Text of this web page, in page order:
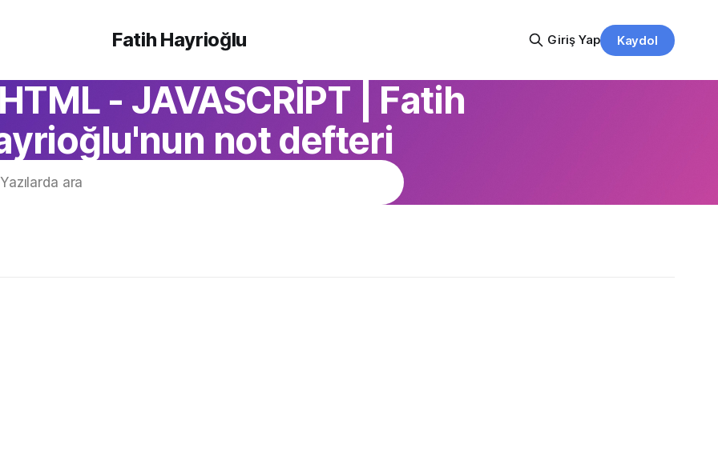
Fatih Hayrioğlu Giriş Yap Kaydol
- JAVASCRİPT | Fatih
not defteri
Yazılarda ara